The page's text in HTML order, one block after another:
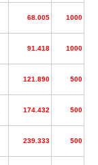
68.005 1000
91.418 1000
121.890 500
174.432 500
239.333 500